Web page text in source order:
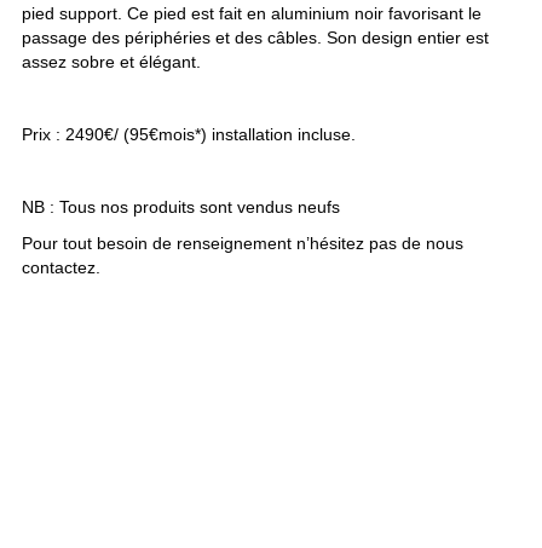
pied support. Ce pied est fait en aluminium noir favorisant le
passage des périphéries et des câbles. Son design entier est
assez sobre et élégant.
Prix : 2490€/ (95€mois*) installation incluse.
NB : Tous nos produits sont vendus neufs
Pour tout besoin de renseignement n’hésitez pas de nous
contactez.